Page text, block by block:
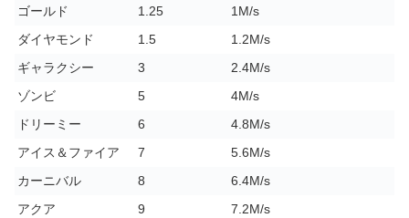
ゴールド
1.25
1M/s
ダイヤモンド
1.5
1.2M/s
ギャラクシー
3
2.4M/s
ゾンビ
5
4M/s
ドリーミー
6
4.8M/s
アイス＆ファイア
7
5.6M/s
カーニバル
8
6.4M/s
アクア
9
7.2M/s